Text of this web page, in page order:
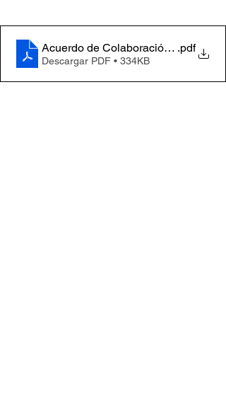
Acuerdo de Colaboración CEP-
.pdf
Descargar PDF • 334KB